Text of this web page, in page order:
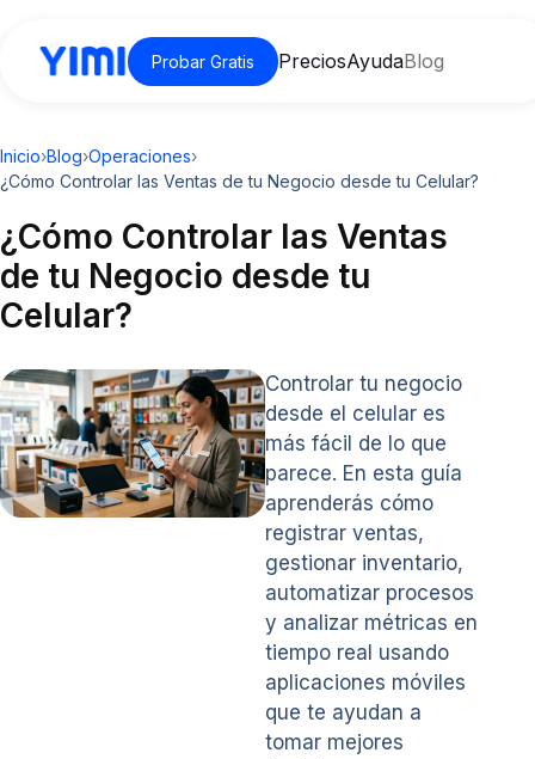
Probar Gratis PreciosAyudaBlog
Inicio›Blog›Operaciones›
¿Cómo Controlar las Ventas de tu Negocio desde tu Celular?
¿Cómo Controlar las Ventas
de tu Negocio desde tu
Celular?
Controlar tu negocio
desde el celular es
más fácil de lo que
parece. En esta guía
aprenderás cómo
registrar ventas,
gestionar inventario,
automatizar procesos
y analizar métricas en
tiempo real usando
aplicaciones móviles
que te ayudan a
tomar mejores